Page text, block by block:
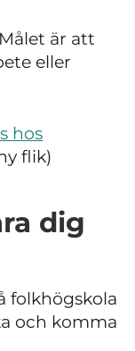
är att
eller
hos
flik)
dig
folkhögskola
och komma